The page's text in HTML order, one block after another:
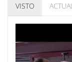
VISTO ACTUAL